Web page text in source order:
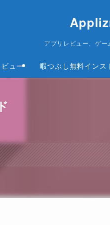
アプリレビュー、ゲー
ュー 暇つぶし無料インス